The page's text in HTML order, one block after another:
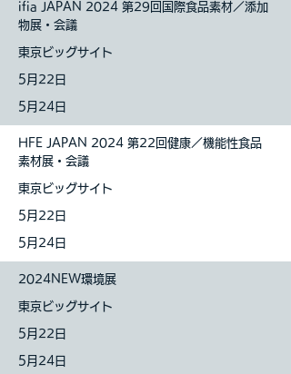
ifia JAPAN 2024 第29回国際食品素材／添加
物展・会議
東京ビッグサイト
5月22日
5月24日
HFE JAPAN 2024 第22回健康／機能性食品
素材展・会議
東京ビッグサイト
5月22日
5月24日
2024NEW環境展
東京ビッグサイト
5月22日
5月24日